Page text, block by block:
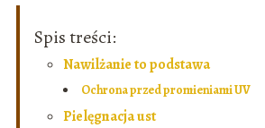
Spis treści:
Nawilżanie to podstawa
Ochrona przed promieniami UV
Pielęgnacja ust